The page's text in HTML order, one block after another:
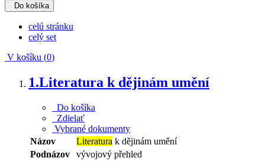
Do košíka
celú stránku
celý set
V košíku (0)
1.Literatura k dějinám umění
Do košíka
Zdielať
Vybrané dokumenty
Názov
Literatura k dějinám umění
Podnázov
vývojový přehled